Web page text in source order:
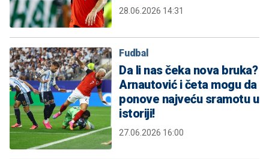
28.06.2026 14:31
Fudbal
Da li nas čeka nova bruka?
Arnautović i četa mogu da
ponove najveću sramotu u
istoriji!
27.06.2026 16:00